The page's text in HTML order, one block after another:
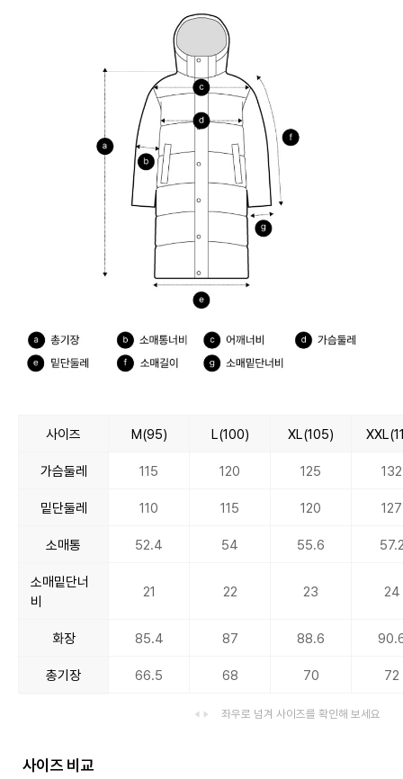
사이즈 M(95) L(100) XL(105)
가슴둘레 115 120 125 132
밑단둘레 110 115 120 127
소매통 52.4 54 55.6
소매밑단너
비
21 22 23 24
화장 85.4 87 88.6
총기장 66.5 68 70 72
좌우로 넘겨 사이즈를 확인해 보세요
사이즈 비교